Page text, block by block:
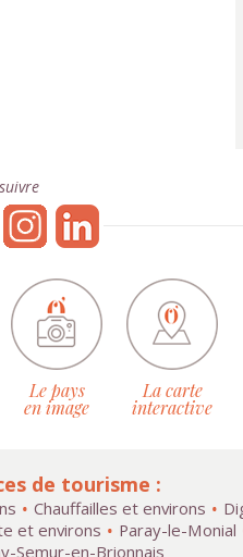
Le pays
en image
La carte
interactive
de tourisme :
Chauffailles et environs
et environs Paray-le-Monial
Semur-en-Brionnais